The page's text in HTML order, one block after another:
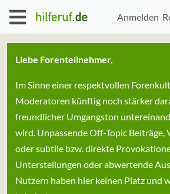
Anmelden
Liebe Forenteilnehmer,
Im Sinne einer respektvollen
Moderatoren künftig noch stärker
freundlicher Umgangston
wird. Unpassende Off-Topic Beiträge,
oder subtile bzw. direkte
Unterstellungen oder abwertende
Nutzern haben hier keinen Platz und